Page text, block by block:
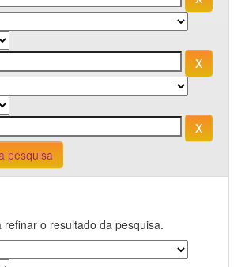
pesquisa
refinar o resultado da pesquisa.